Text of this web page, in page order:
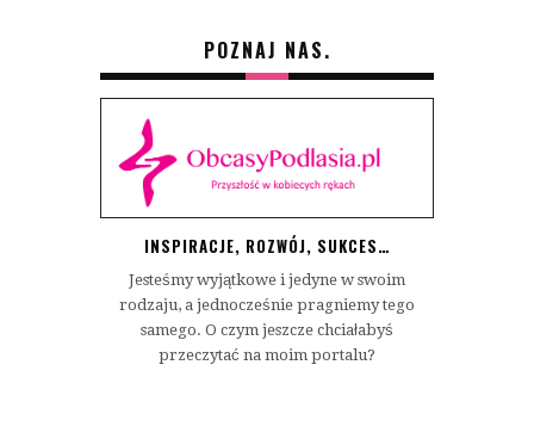
POZNAJ NAS.
INSPIRACJE, ROZWÓJ, SUKCES…
Jesteśmy wyjątkowe i jedyne w swoim
rodzaju, a jednocześnie pragniemy tego
samego. O czym jeszcze chciałabyś
przeczytać na moim portalu?